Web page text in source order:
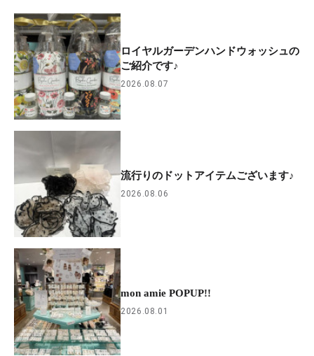
ロイヤルガーデンハンドウォッシュの
ご紹介です♪
2026.08.07
流行りのドットアイテムございます♪
2026.08.06
mon amie POPUP!!
2026.08.01